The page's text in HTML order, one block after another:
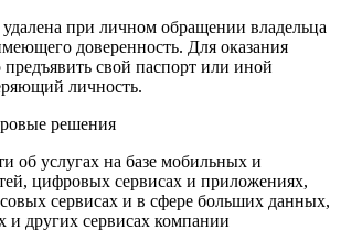
при личном обращении владельца
доверенность. Для оказания
свой паспорт или иной
личность.
решения
об услугах на базе мобильных и
цифровых сервисах и приложениях,
сервисах и в сфере больших данных,
и других сервисах компании